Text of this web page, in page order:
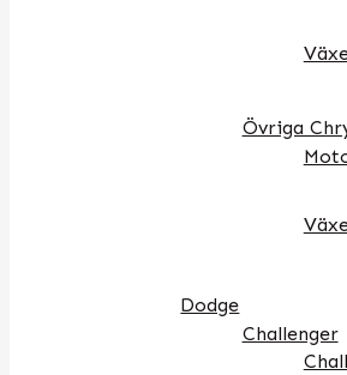
Övriga
Dodge
Challenger